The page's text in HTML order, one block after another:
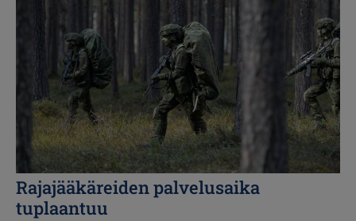
Rajajääkäreiden palvelusaika
tuplaantuu